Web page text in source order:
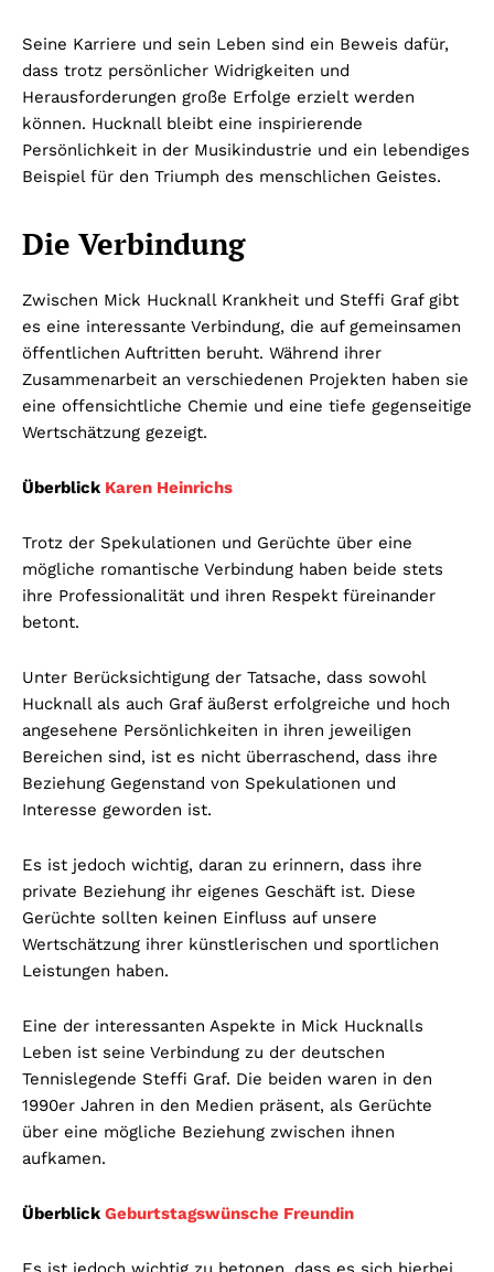
Seine Karriere und sein Leben sind ein Beweis dafür,
dass trotz persönlicher Widrigkeiten und
Herausforderungen große Erfolge erzielt werden
können. Hucknall bleibt eine inspirierende
Persönlichkeit in der Musikindustrie und ein lebendiges
Beispiel für den Triumph des menschlichen Geistes.
Die Verbindung
Zwischen Mick Hucknall Krankheit und Steffi Graf gibt
es eine interessante Verbindung, die auf gemeinsamen
öffentlichen Auftritten beruht. Während ihrer
Zusammenarbeit an verschiedenen Projekten haben sie
eine offensichtliche Chemie und eine tiefe gegenseitige
Wertschätzung gezeigt.
Überblick Karen Heinrichs
Trotz der Spekulationen und Gerüchte über eine
mögliche romantische Verbindung haben beide stets
ihre Professionalität und ihren Respekt füreinander
betont.
Unter Berücksichtigung der Tatsache, dass sowohl
Hucknall als auch Graf äußerst erfolgreiche und hoch
angesehene Persönlichkeiten in ihren jeweiligen
Bereichen sind, ist es nicht überraschend, dass ihre
Beziehung Gegenstand von Spekulationen und
Interesse geworden ist.
Es ist jedoch wichtig, daran zu erinnern, dass ihre
private Beziehung ihr eigenes Geschäft ist. Diese
Gerüchte sollten keinen Einfluss auf unsere
Wertschätzung ihrer künstlerischen und sportlichen
Leistungen haben.
Eine der interessanten Aspekte in Mick Hucknalls
Leben ist seine Verbindung zu der deutschen
Tennislegende Steffi Graf. Die beiden waren in den
1990er Jahren in den Medien präsent, als Gerüchte
über eine mögliche Beziehung zwischen ihnen
aufkamen.
Überblick Geburtstagswünsche Freundin